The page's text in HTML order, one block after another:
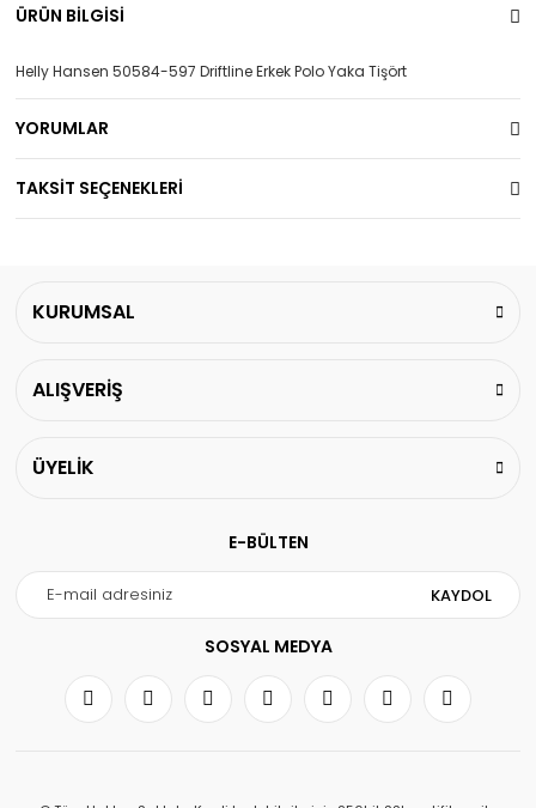
ÜRÜN BİLGİSİ
Helly Hansen 50584-597 Driftline Erkek Polo Yaka Tişört
YORUMLAR
TAKSİT SEÇENEKLERİ
KURUMSAL
ALIŞVERİŞ
ÜYELİK
E-BÜLTEN
KAYDOL
SOSYAL MEDYA